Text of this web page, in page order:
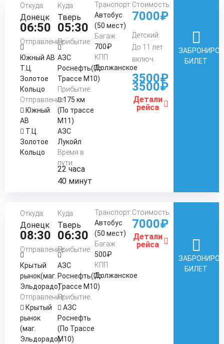
Откуда:
Донецк
06:50
Отправление:
Южный АВ
Т.Ц.
Золотое
Кольцо
Отправление:
Южный
АВ
Т.Ц.
Золотое
Кольцо
Куда:
Тверь
05:30
Прибытие:
АЗС
Роснефть(По
Трассе М10)
Прибытие:
175 км
(По трассе
М11)
АЗС
Лукойл
Время в
пути:
22 часа
40 минут
Транспорт:
Автобус
(50 мест)
Багаж:
700₽
КПП:
Должанское
Стоимость:
7000₽
Детский:
До 11 лет
включ.
3500₽
3500₽
Детали
рейса
БИЛЕТ
Откуда:
Донецк
08:30
Отправление:
Крытый
рынок(маг.
Эльдорадо)
Отправление:
Крытый
рынок
(маг.
Эльдорадо)
Куда:
Тверь
06:30
Прибытие:
АЗС
Роснефть(По
Трассе М10)
Прибытие:
АЗС
Роснефть
(По Трассе
М10)
Транспорт:
Автобус
(50 мест)
Багаж:
500₽
КПП:
Должанское
Стоимость:
7000₽
Детали
рейса
БИЛЕТ